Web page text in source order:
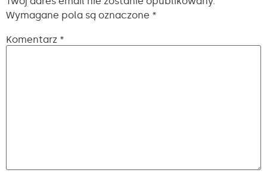
Wymagane pola są oznaczone *
Komentarz *